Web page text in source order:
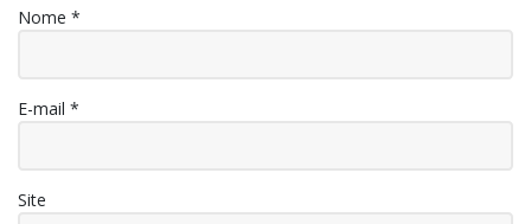
Nome *
E-mail *
Site